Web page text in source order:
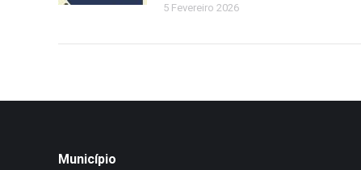
5 Fevereiro 2026
Município